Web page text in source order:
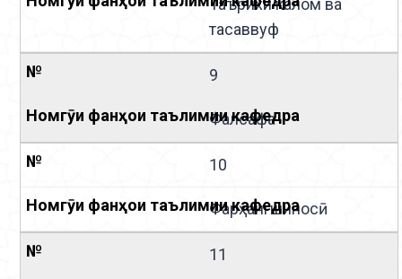
Таърихи калом ва
тасаввуф
9
Фалсафа
10
Фарҳангшиносӣ
11